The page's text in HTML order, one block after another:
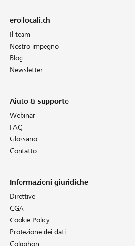
eroilocali.ch
Il team
Nostro impegno
Blog
Newsletter
Aiuto & supporto
Webinar
FAQ
Glossario
Contatto
Informazioni giuridiche
Direttive
CGA
Cookie Policy
Protezione dei dati
Colophon